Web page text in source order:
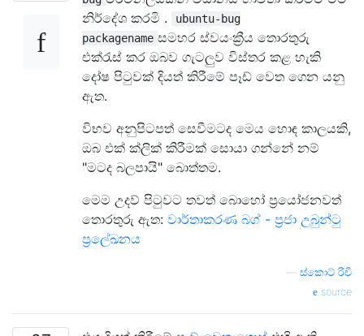
නිර්දේශ කරමි .
ubuntu-bug
packagename සමහර ස්වයංක්‍රීය තොරතුරු
එක්රැස් කර ඔබව ගැටලුව විස්තර කළ හැකි
දෝෂ පිටුවක් දියත් කිරීමේ පෑඩ් වෙත ගෙන යනු
ඇත.
විභව අනුපිටපත් සෙවීමටද මෙය හොඳ කාලයකි,
ඔබ එක් ක්ලික් කිරීමක් සොයා ගන්නේ නම්
"මටද බලපායි" බොත්තම.
මෙම උදව් පිටුවට තවත් බොහෝ ප්‍රයෝජනවත්
තොරතුරු ඇත: වාර්තාකරණ බග් - ප්‍රජා උබුන්ටු
ප්‍රලේඛනය
ස්කොට් රිචී
source